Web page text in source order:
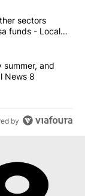
articles in the last
and 4 other
sectors
funds - Local
in every
summer, and
News 8
by